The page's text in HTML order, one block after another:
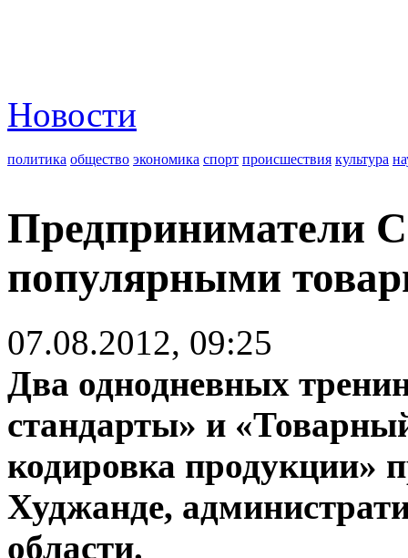
Новости
политика общество экономика спорт происшествия культура
Предприниматели
популярными
07.08.2012, 09:25
Два однодневных
стандарты» и
кодировка продукции»
Худжанде,
области.